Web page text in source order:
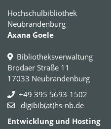
Hochschulbibliothek
Neubrandenburg
Axana Goele
Bibliotheksverwaltung
Brodaer Straße 11
17033 Neubrandenburg
+49 395 5693-1502
digibib(at)hs-nb.de
Entwicklung und Hosting